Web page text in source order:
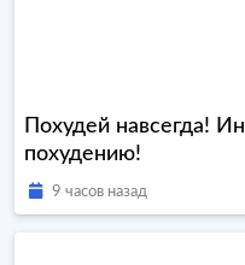
Похудей навсегда!
похудению!
9 часов назад